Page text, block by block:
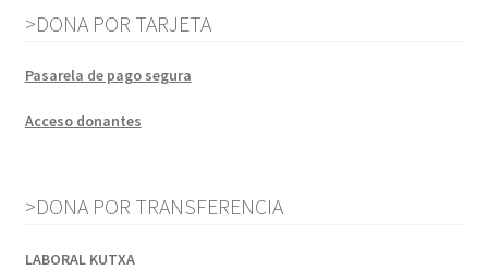
>DONA POR TARJETA
Pasarela de pago segura
Acceso donantes
>DONA POR TRANSFERENCIA
LABORAL KUTXA